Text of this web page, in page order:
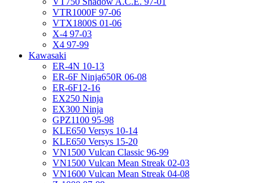
VTR1000F 97-06
VTX1800S 01-06
X-4 97-03
X4 97-99
Kawasaki
ER-4N 10-13
ER-6F Ninja650R 06-08
ER-6F12-16
EX250 Ninja
EX300 Ninja
GPZ1100 95-98
KLE650 Versys 10-14
KLE650 Versys 15-20
VN1500 Vulcan Classic 96-99
VN1500 Vulcan Mean Streak 02-03
VN1600 Vulcan Mean Streak 04-08